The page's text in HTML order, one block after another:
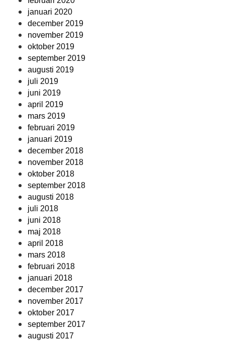
januari 2020
december 2019
november 2019
oktober 2019
september 2019
augusti 2019
juli 2019
juni 2019
april 2019
mars 2019
februari 2019
januari 2019
december 2018
november 2018
oktober 2018
september 2018
augusti 2018
juli 2018
juni 2018
maj 2018
april 2018
mars 2018
februari 2018
januari 2018
december 2017
november 2017
oktober 2017
september 2017
augusti 2017